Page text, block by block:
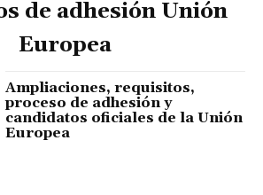
de adhesión Unión
Europea
Ampliaciones, requisitos,
proceso de adhesión y
candidatos oficiales de la Unión
Europea